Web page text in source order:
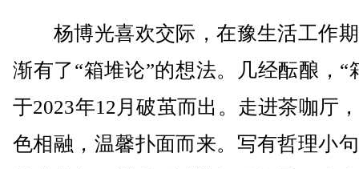
杨博光喜欢交际，在豫生活工作
渐有了“箱堆论”的想法。几经酝酿，“
于2023年12月破茧而出。走进茶咖厅
色相融，温馨扑面而来。写有哲理小